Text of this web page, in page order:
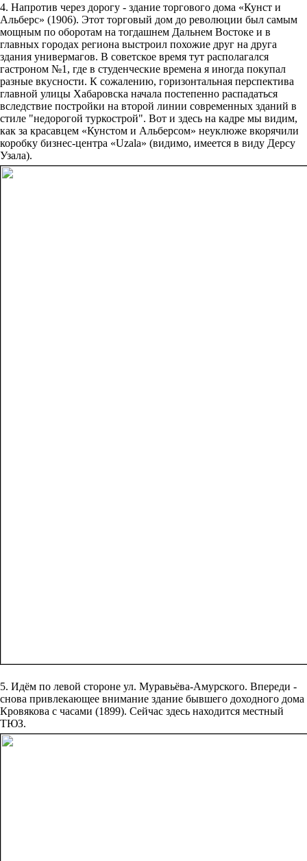
4. Напротив через дорогу - здание торгового дома «Кунст и
Альберс» (1906). Этот торговый дом до революции был самым
мощным по оборотам на тогдашнем Дальнем Востоке и в
главных городах региона выстроил похожие друг на друга
здания универмагов. В советское время тут располагался
гастроном №1, где в студенческие времена я иногда покупал
разные вкусности. К сожалению, горизонтальная перспектива
главной улицы Хабаровска начала постепенно распадаться
вследствие постройки на второй линии современных зданий в
стиле "недорогой туркострой". Вот и здесь на кадре мы видим,
как за красавцем «Кунстом и Альберсом» неуклюже вкорячили
коробку бизнес-центра «Uzala» (видимо, имеется в виду Дерсу
Узала).
5. Идём по левой стороне ул. Муравьёва-Амурского. Впереди -
снова привлекающее внимание здание бывшего доходного дома
Кровякова с часами (1899). Сейчас здесь находится местный
ТЮЗ.